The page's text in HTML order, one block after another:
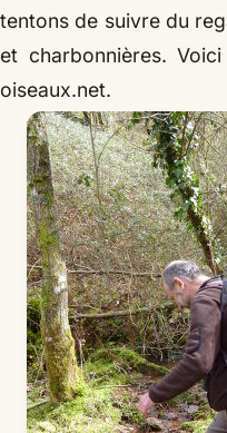
tentons de suivre du
et charbonnières.
oiseaux.net.